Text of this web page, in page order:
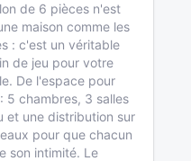
de 6 pièces n'est
maison comme les
: c'est un véritable
de jeu pour votre
De l'espace pour
5 chambres, 3 salles
et une distribution sur
pour que chacun
son intimité. Le